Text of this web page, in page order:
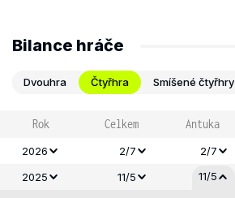
Bilance hráče
Dvouhra Čtyřhra Smíšené čtyřhry
Rok Celkem Antuka
2026 2/7 2/7
2025 11/5 11/5